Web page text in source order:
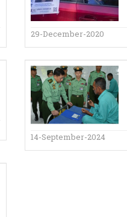
29-December-2020
14-September-2024